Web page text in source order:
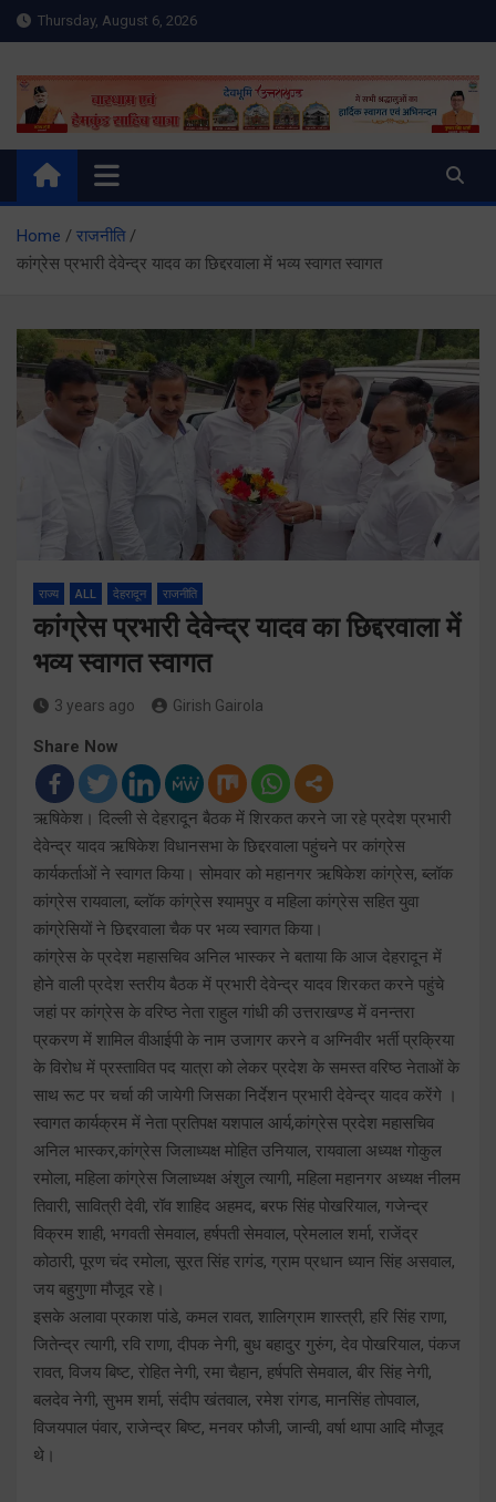
Skip
to
Thursday, August 6, 2026
Meru Raibar | Uttarakhand
News | Uttarkashi News
meruraibar.com
Home
राजनीति
कांग्रेस प्रभारी देवेन्द्र यादव का छिद्दरवाला में भव्य स्वागत स्वागत
राज्य ALL देहरादून राजनीति
कांग्रेस प्रभारी देवेन्द्र यादव का छिद्दरवाला में
भव्य स्वागत स्वागत
3 years ago Girish Gairola
Share Now
ऋषिकेश। दिल्ली से देहरादून बैठक में शिरकत करने जा रहे प्रदेश प्रभारी
देवेन्द्र यादव ऋषिकेश विधानसभा के छिद्दरवाला पहुंचने पर कांग्रेस
कार्यकर्ताओं ने स्वागत किया। सोमवार को महानगर ऋषिकेश कांग्रेस, ब्लॉक
कांग्रेस रायवाला, ब्लॉक कांग्रेस श्यामपुर व महिला कांग्रेस सहित युवा
कांग्रेसियों ने छिद्दरवाला चैक पर भव्य स्वागत किया।
कांग्रेस के प्रदेश महासचिव अनिल भास्कर ने बताया कि आज देहरादून में
होने वाली प्रदेश स्तरीय बैठक में प्रभारी देवेन्द्र यादव शिरकत करने पहुंचे
जहां पर कांग्रेस के वरिष्ठ नेता राहुल गांधी की उत्तराखण्ड में वनन्तरा
प्रकरण में शामिल वीआईपी के नाम उजागर करने व अग्निवीर भर्ती प्रक्रिया
के विरोध में प्रस्तावित पद यात्रा को लेकर प्रदेश के समस्त वरिष्ठ नेताओं के
साथ रूट पर चर्चा की जायेगी जिसका निर्देशन प्रभारी देवेन्द्र यादव करेंगे ।
स्वागत कार्यक्रम में नेता प्रतिपक्ष यशपाल आर्य,कांग्रेस प्रदेश महासचिव
अनिल भास्कर,कांग्रेस जिलाध्यक्ष मोहित उनियाल, रायवाला अध्यक्ष गोकुल
रमोला, महिला कांग्रेस जिलाध्यक्ष अंशुल त्यागी, महिला महानगर अध्यक्ष नीलम
तिवारी, सावित्री देवी, रॉव शाहिद अहमद, बरफ सिंह पोखरियाल, गजेन्द्र
विक्रम शाही, भगवती सेमवाल, हर्षपती सेमवाल, प्रेमलाल शर्मा, राजेंद्र
कोठारी, पूरण चंद रमोला, सूरत सिंह रागंड, ग्राम प्रधान ध्यान सिंह असवाल,
जय बहुगुणा मौजूद रहे।
इसके अलावा प्रकाश पांडे, कमल रावत, शालिग्राम शास्त्री, हरि सिंह राणा,
जितेन्द्र त्यागी, रवि राणा, दीपक नेगी, बुध बहादुर गुरुंग, देव पोखरियाल, पंकज
रावत, विजय बिष्ट, रोहित नेगी, रमा चैहान, हर्षपति सेमवाल, बीर सिंह नेगी,
बलदेव नेगी, सुभम शर्मा, संदीप खंतवाल, रमेश रांगड, मानसिंह तोपवाल,
विजयपाल पंवार, राजेन्द्र बिष्ट, मनवर फौजी, जान्वी, वर्षा थापा आदि मौजूद
थे।